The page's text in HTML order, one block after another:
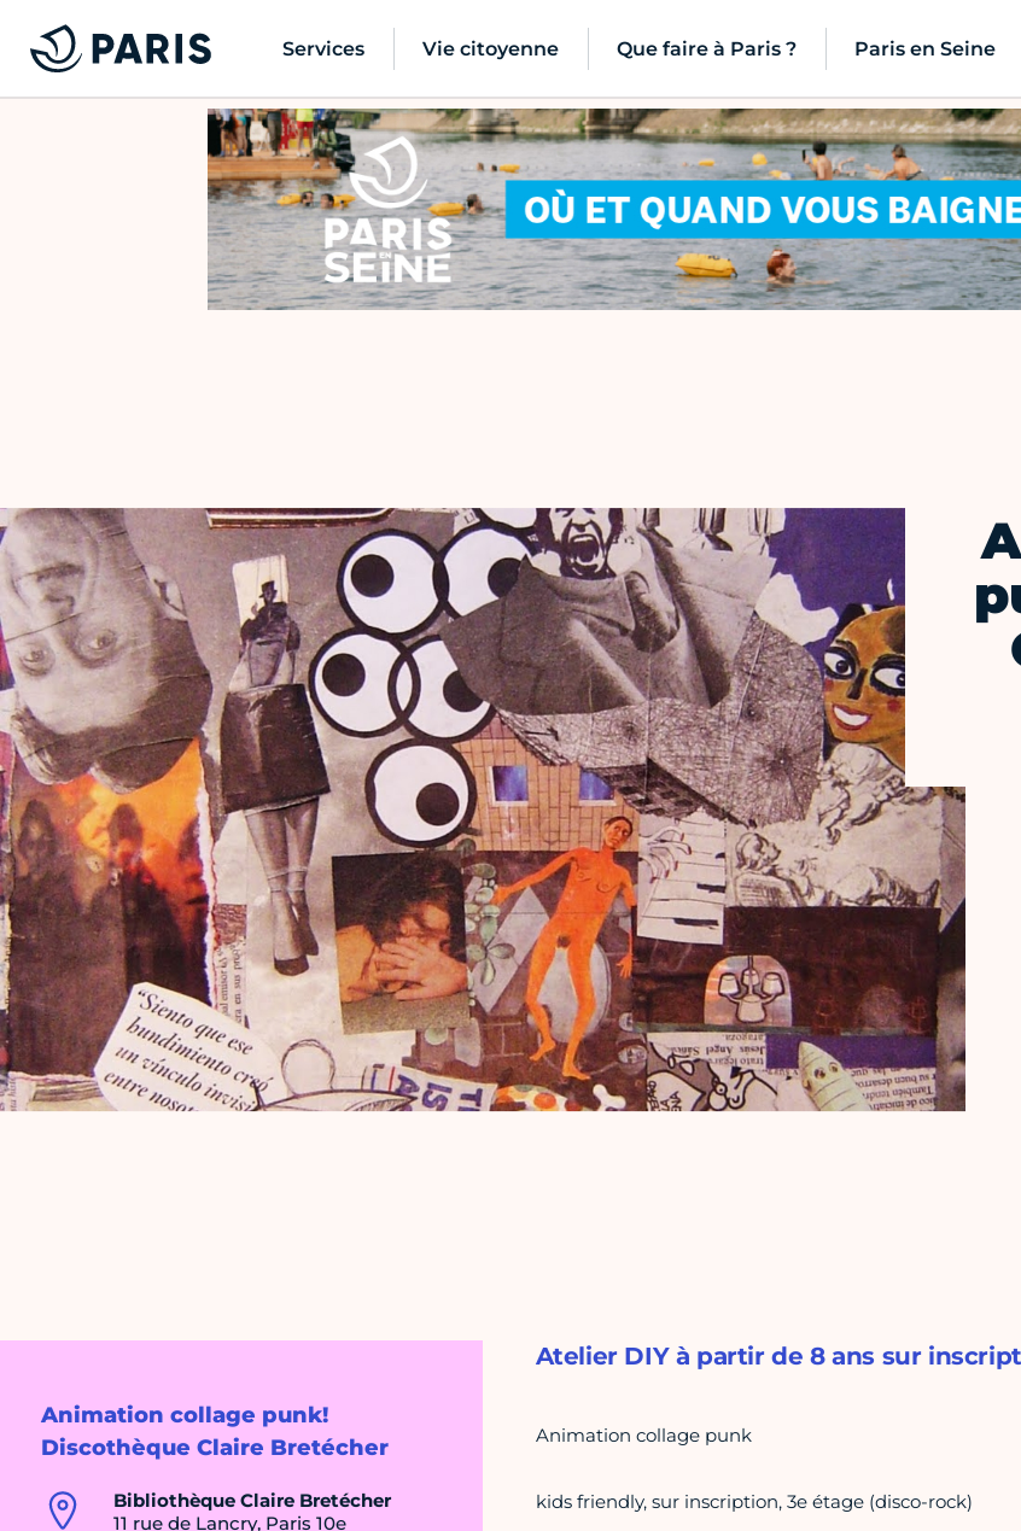
Services Vie citoyenne Que faire à Paris ? Paris en Seine
Animation collage punk!
Discothèque Claire Bretécher
Bibliothèque Claire Bretécher
11 rue de Lancry, Paris 10e
Atelier DIY à partir de 8 ans sur
Animation collage punk
kids friendly, sur inscription, 3e étage (disco-rock)